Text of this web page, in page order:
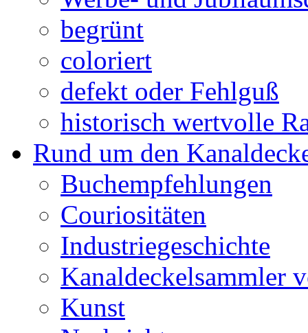
begrünt
coloriert
defekt oder Fehlguß
historisch wertvolle
Rund um den
Buchempfehlungen
Couriositäten
Industriegeschichte
Kanaldeckelsammler
Kunst